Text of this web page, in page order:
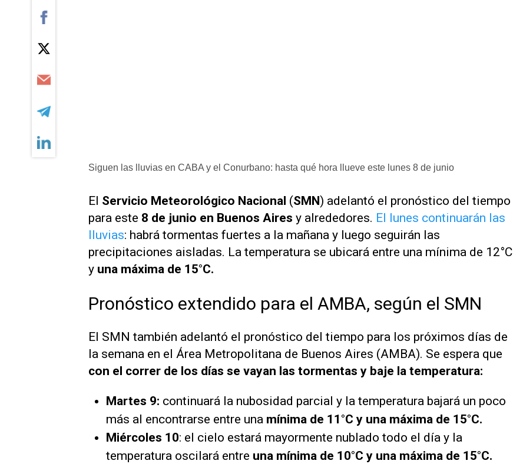
Siguen las lluvias en CABA y el Conurbano: hasta qué hora llueve este lunes 8 de junio
El Servicio Meteorológico Nacional (SMN) adelantó el pronóstico del tiempo
para este 8 de junio en Buenos Aires y alrededores. El lunes continuarán las
lluvias: habrá tormentas fuertes a la mañana y luego seguirán las
precipitaciones aisladas. La temperatura se ubicará entre una mínima de 12°C
y una máxima de 15°C.
Pronóstico extendido para el AMBA, según el SMN
El SMN también adelantó el pronóstico del tiempo para los próximos días de
la semana en el Área Metropolitana de Buenos Aires (AMBA). Se espera que
con el correr de los días se vayan las tormentas y baje la temperatura:
Martes 9: continuará la nubosidad parcial y la temperatura bajará un poco
más al encontrarse entre una mínima de 11°C y una máxima de 15°C.
Miércoles 10: el cielo estará mayormente nublado todo el día y la
temperatura oscilará entre una mínima de 10°C y una máxima de 15°C.